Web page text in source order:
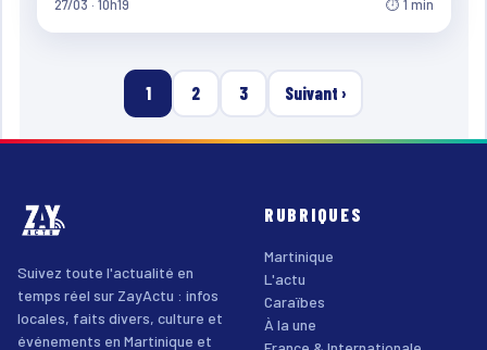
27/03 · 10h19 ⏱ 1 min
1 2 3 Suivant ›
Suivez toute l'actualité en
temps réel sur ZayActu : infos
locales, faits divers, culture et
événements en Martinique et
RUBRIQUES
Martinique
L'actu
Caraïbes
À la une